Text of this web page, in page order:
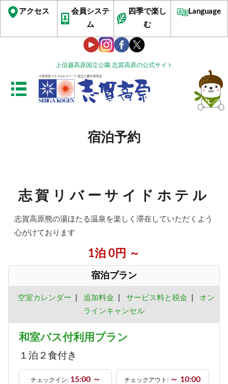
上信越高原国立公園 志賀高原の公式サイト
アクセス
会員システ
ム
四季で楽し
む
Language
宿泊予約
志賀リバーサイドホテル
志賀高原熊の湯ほたる温泉を楽しく滞在していただくよう
心がけております
1泊 0円 ～
宿泊プラン
空室カレンダー 追加料金 サービス料と税金
オン
ラインキャンセル
和室バス付利用プラン
１泊２食付き
チェックイン: 15:00 ～ チェックアウト: ～ 10:00